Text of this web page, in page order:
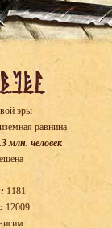
эры
равнина
млн. человек
1181
12009